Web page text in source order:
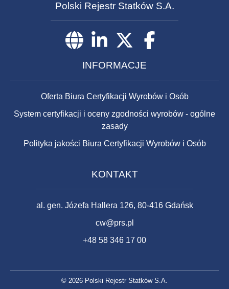
Polski Rejestr Statków S.A.
INFORMACJE
Oferta Biura Certyfikacji Wyrobów i Osób
System certyfikacji i oceny zgodności wyrobów - ogólne
zasady
Polityka jakości Biura Certyfikacji Wyrobów i Osób
KONTAKT
al. gen. Józefa Hallera 126, 80-416 Gdańsk
cw@prs.pl
+48 58 346 17 00
© 2026 Polski Rejestr Statków S.A.